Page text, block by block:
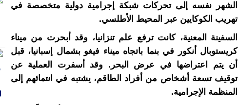
الشهر نفسه إلى تحركات شبكة إجرامية دولية متخصصة في
تهريب الكوكايين عبر المحيط الأطلسي.
السفينة المعنية، كانت ترفع علم تنزانيا، وقد أبحرت من ميناء
كريستوبال أنكور في بنما باتجاه ميناء فيغو بشمال إسبانيا، قبل
أن يتم اعتراضها في عرض البحر. وقد أسفرت العملية عن
توقيف تسعة أشخاص من أفراد الطاقم، يشتبه في انتمائهم إلى
المنظمة الإجرامية.